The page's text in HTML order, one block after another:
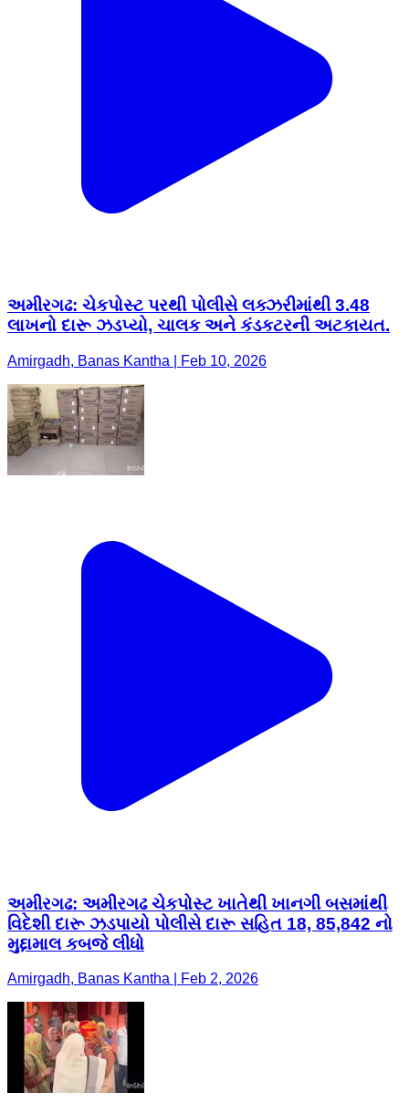
અમીરગઢ: ચેકપોસ્ટ પરથી પોલીસે લક્ઝરીમાંથી 3.48
લાખનો દારૂ ઝડપ્યો, ચાલક અને કંડકટરની અટકાયત.
Amirgadh, Banas Kantha | Feb 10, 2026
અમીરગઢ: અમીરગઢ ચેકપોસ્ટ ખાતેથી ખાનગી બસમાંથી
વિદેશી દારૂ ઝડપાયો પોલીસે દારૂ સહિત 18, 85,842 નો
મુદ્દામાલ કબજે લીધો
Amirgadh, Banas Kantha | Feb 2, 2026